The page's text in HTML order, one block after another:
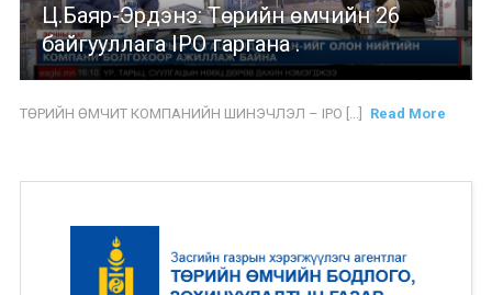
Ц.Баяр-Эрдэнэ: Төрийн өмчийн 26
байгууллага IPO гаргана .
ТӨРИЙН ӨМЧИТ КОМПАНИЙН ШИНЭЧЛЭЛ – IPO [...] Read More